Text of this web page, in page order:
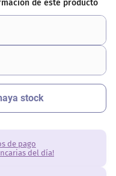
de pago
del día!